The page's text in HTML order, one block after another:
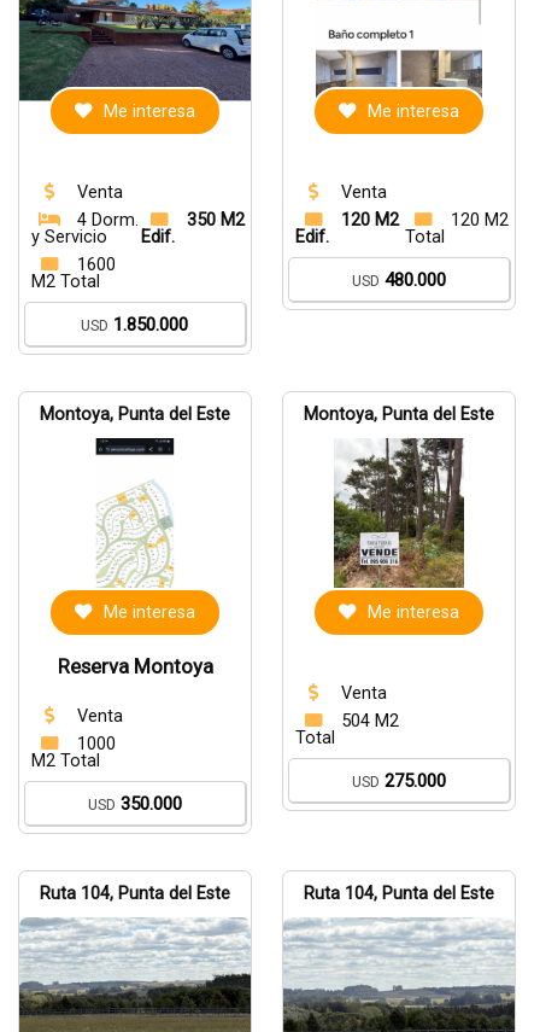
Me interesa
Venta
4 Dorm.
y Servicio
350 M2
Edif.
1600
M2 Total
USD 1.850.000
Me interesa
Venta
120 M2
Edif.
120 M2
Total
USD 480.000
Montoya, Punta del Este
Me interesa
Reserva Montoya
Venta
1000
M2 Total
USD 350.000
Montoya, Punta del Este
Me interesa
Venta
504 M2
Total
USD 275.000
Ruta 104, Punta del Este Ruta 104, Punta del Este